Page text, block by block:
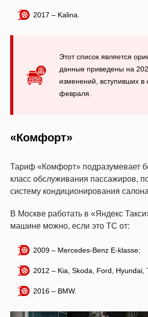
2017 – Kalina.
Этот список является
данные приведены на
изменений, вступивших в
февраля.
«Комфорт»
Тариф «Комфорт» подразумевает
класс обслуживания пассажиров,
систему кондиционирования
В Москве работать в «Яндекс
машине можно, если это ТС от:
2009 – Mercedes-Benz E-klasse;
2012 – Kia, Skoda, Ford, Hyundai,
2016 – BMW.